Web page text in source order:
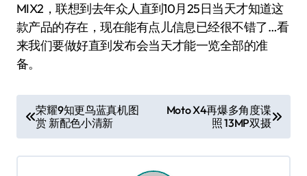
MIX2，联想到去年众人直到10月25日当天才知道这
款产品的存在，现在能有点儿信息已经很不错了…看
来我们要做好直到发布会当天才能一览全部的准
备。
章
导
荣耀9知更鸟蓝真机图
赏 新配色小清新
Moto X4再爆多角度谍
照 13MP双摄